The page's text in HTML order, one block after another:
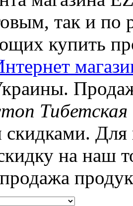
так и
купить
Для
на наш